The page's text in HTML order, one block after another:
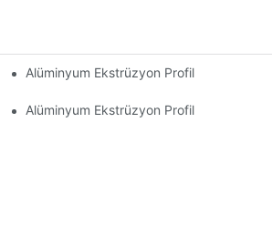
Hakkında 15 Önemli Bilgi
Alüminyum Ekstrüzyon Profil Üretim Süreci
Alüminyum Ekstrüzyon Profil Fiyatı